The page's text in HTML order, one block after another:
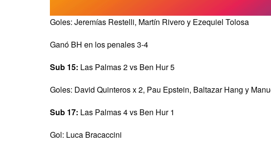
Goles: Jeremías Restelli, Martín Rivero y Ezequiel Tolosa
Ganó BH en los penales 3-4
Sub 15: Las Palmas 2 vs Ben Hur 5
Goles: David Quinteros x 2, Pau Epstein, Baltazar Hang y
Sub 17: Las Palmas 4 vs Ben Hur 1
Gol: Luca Bracaccini